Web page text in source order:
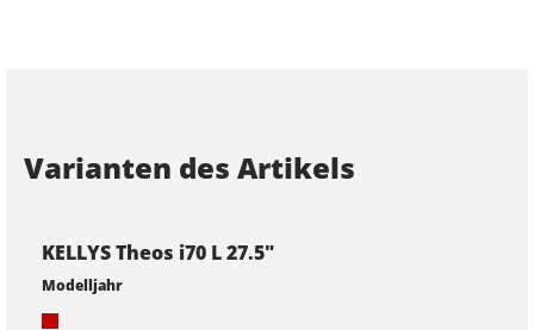
Varianten des Artikels
KELLYS Theos i70 L 27.5"
Modelljahr